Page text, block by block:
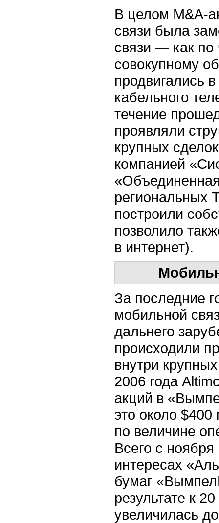
В целом M&A-
связи была
связи — как по
совокупному
продвигались
кабельного
течение
проявляли
крупных
компанией
региональных
построили
позволило
в интернет).
За последние
мобильной
дальнего
происходили
внутри
2006 года
акций в
это около $400
по величине
Всего с
интересах
бумаг
результате к
увеличилась